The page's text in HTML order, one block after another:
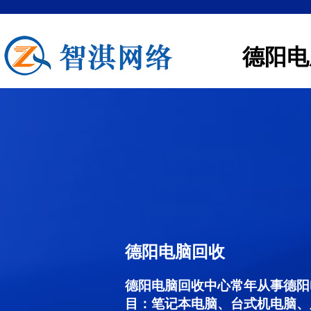
德阳
德阳电脑回收
德阳电脑回收中心常年从事德
目：笔记本电脑、台式机电脑